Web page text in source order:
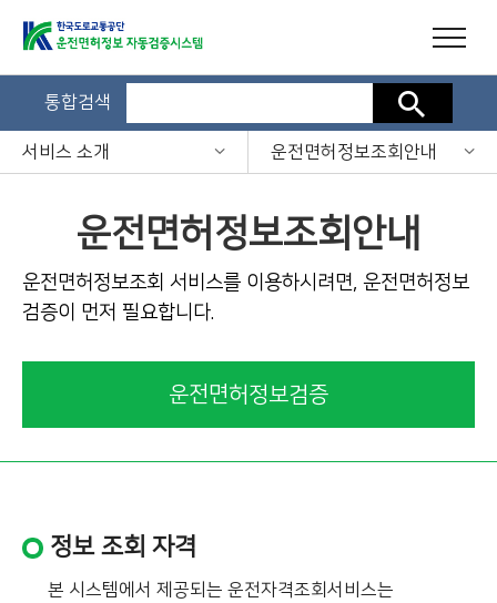
통합검색 검색
서비스 소개 운전면허정보조회안내
운전면허정보조회안내
운전면허정보조회 서비스를 이용하시려면, 운전면허정보
검증이 먼저 필요합니다.
운전면허정보검증
정보 조회 자격
본 시스템에서 제공되는 운전자격조회서비스는